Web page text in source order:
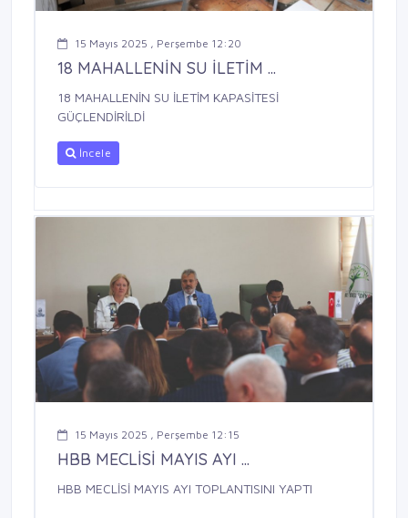
15 Mayıs 2025 , Perşembe 12:20
18 MAHALLENİN SU İLETİM ...
18 MAHALLENİN SU İLETİM KAPASİTESİ
GÜÇLENDİRİLDİ
İncele
15 Mayıs 2025 , Perşembe 12:15
HBB MECLİSİ MAYIS AYI ...
HBB MECLİSİ MAYIS AYI TOPLANTISINI YAPTI